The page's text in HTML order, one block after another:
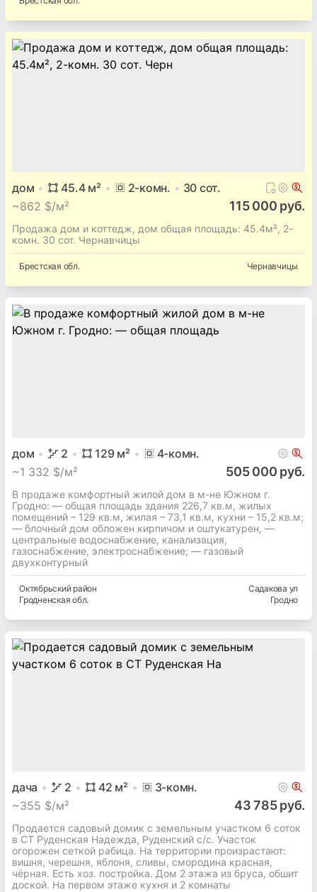
дом 45.4м² 2-комн. 30 сот.
~862 $/м² 115 000 руб.
Продажа дом и коттедж, дом общая площадь: 45.4м², 2-
комн. 30 сот. Чернавчицы
Брестская обл. Чернавчицы
дом 2 129м² 4-комн.
~1 332 $/м² 505 000 руб.
В продаже комфортный жилой дом в м-не Южном г.
Гродно: — общая площадь здания 226,7 кв.м, жилых
помещений – 129 кв.м, жилая – 73,1 кв.м, кухни – 15,2 кв.м;
— блочный дом обложен кирпичом и оштукатурен, —
центральные водоснабжение, канализация,
газоснабжение, электроснабжение; — газовый
двухконтурный
Октябрьскийрайон
Гродненская обл.
Садакова ул
Гродно
дача 2 42 м² 3-комн.
~355 $/м² 43 785 руб.
Продается садовый домик с земельным участком 6 соток
в СТ Руденская Надежда, Руденский с/с. Участок
огорожен сеткой рабица. На территории произрастают:
вишня, черешня, яблоня, сливы, смородина красная,
чёрная. Есть хоз. постройка. Дом 2 этажа из бруса, обшит
доской. На первом этаже кухня и 2 комнаты